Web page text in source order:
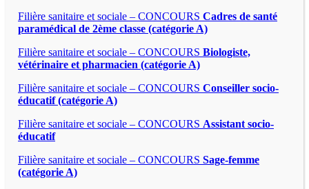
Filière sanitaire et sociale – CONCOURS Cadres de santé
paramédical de 2ème classe (catégorie A)
Filière sanitaire et sociale – CONCOURS Biologiste,
vétérinaire et pharmacien (catégorie A)
Filière sanitaire et sociale – CONCOURS Conseiller socio-
éducatif (catégorie A)
Filière sanitaire et sociale – CONCOURS Assistant socio-
éducatif
Filière sanitaire et sociale – CONCOURS Sage-femme
(catégorie A)